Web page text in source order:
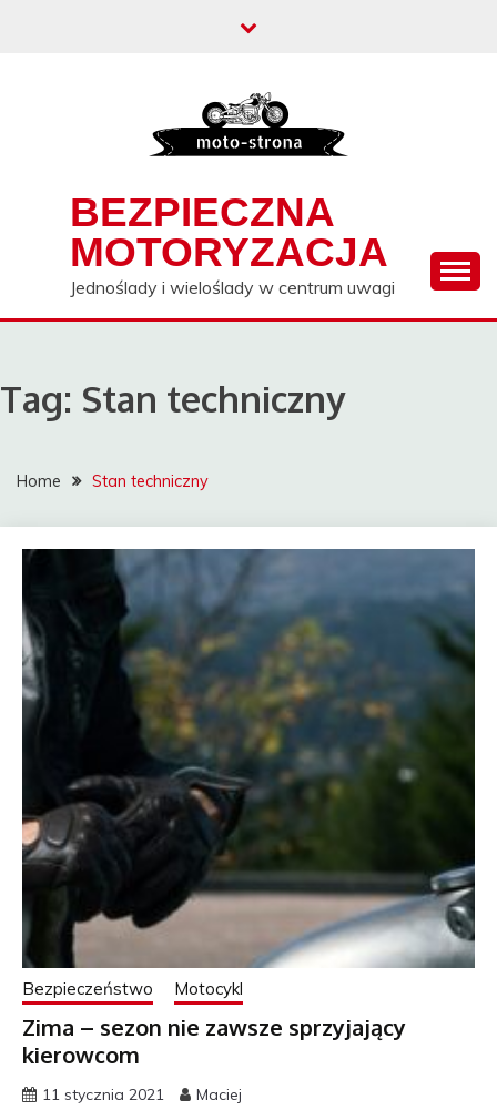
BEZPIECZNA
MOTORYZACJA
Jednoślady i wieloślady w centrum uwagi
Tag: Stan techniczny
Home Stan techniczny
Bezpieczeństwo Motocykl
Zima – sezon nie zawsze sprzyjający
kierowcom
11 stycznia 2021 Maciej